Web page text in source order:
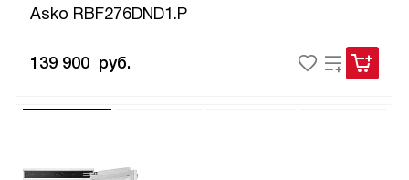
Asko RBF276DND1.P
139 900 руб.